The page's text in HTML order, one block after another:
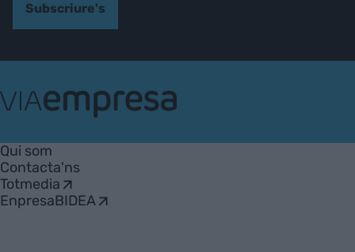
Subscriure's
Empresa
Qui som
Contacta'ns
Totmedia
EnpresaBIDEA